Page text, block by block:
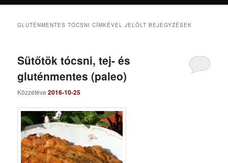
elsődleges
másodlagos
GLUTÉNMENTES TÓCSNI CÍMKÉVEL JELÖLT BEJEGYZÉSEK
Sütőtök tócsni, tej- és
gluténmentes (paleo)
Közzétéve2016-10-25